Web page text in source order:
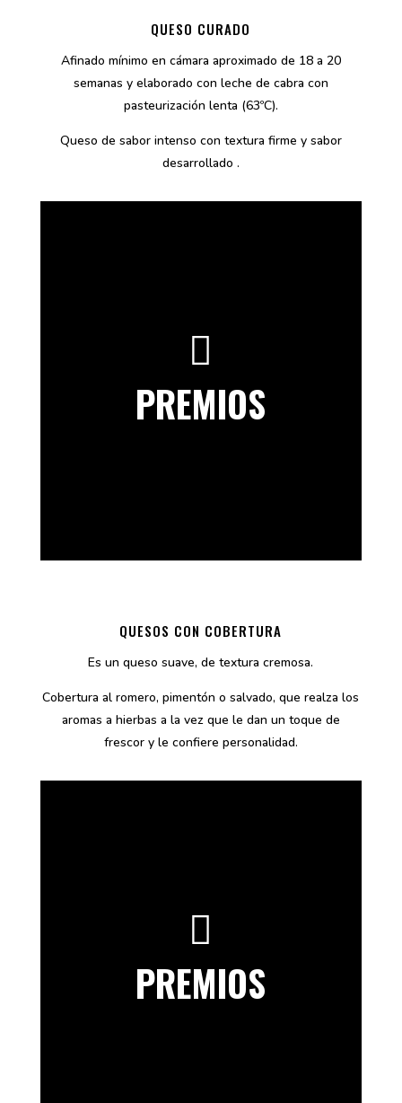
2018 – Mejor Semicurado – QUESIERRA
Villamartín
2023 –Plata World Cheese Awards –
Throndheim – Noruega YPlata – Concours
2025 – Plata World Cheese Awards – Bern -
QUESO CURADO
Afinado mínimo en cámara aproximado de 18 a 20
semanas y elaborado con leche de cabra con
pasteurización lenta (63ºC).
Queso de sabor intenso con textura firme y sabor
desarrollado .

PREMIOS
España
2022 – Bronce World Cheese Awards – Wales
2023 – Plata World Cheese Awards –
Throndheim – Noruega y Gran Oro –
International Frankfurt Trophy
2024 – Bronce World Cheese Awards – Viseu
QUESOS CON COBERTURA
Es un queso suave, de textura cremosa.
Cobertura al romero, pimentón o salvado, que realza los
aromas a hierbas a la vez que le dan un toque de
frescor y le confiere personalidad.

PREMIOS